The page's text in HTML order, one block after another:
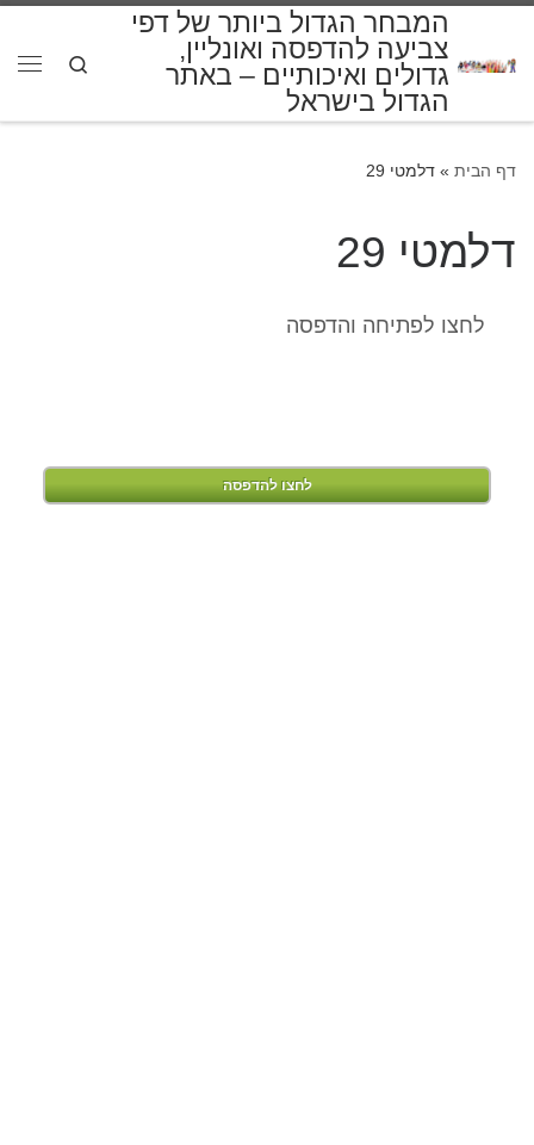
המבחר הגדול ביותר של דפי
צביעה להדפסה ואונליין,
גדולים ואיכותיים – באתר
הגדול בישראל
Search
דף הבית » דלמטי 29
דלמטי 29
לחצו לפתיחה והדפסה
לחצו להדפסה